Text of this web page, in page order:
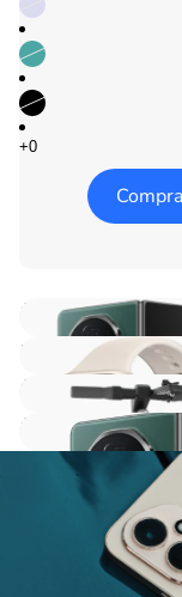
Smartphones
Wearables
Scooters
Smartphones